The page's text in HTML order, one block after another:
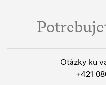
Otázky ku
+421